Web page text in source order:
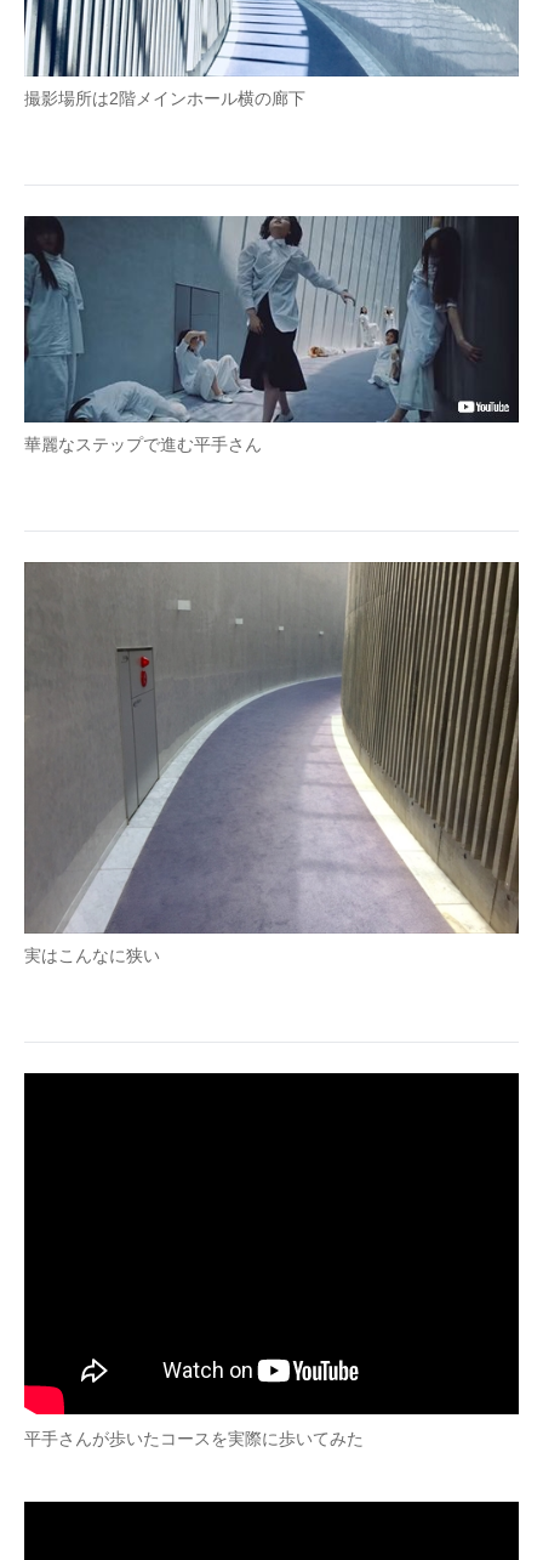
撮影場所は2階メインホール横の廊下
華麗なステップで進む平手さん
実はこんなに狭い
平手さんが歩いたコースを実際に歩いてみた